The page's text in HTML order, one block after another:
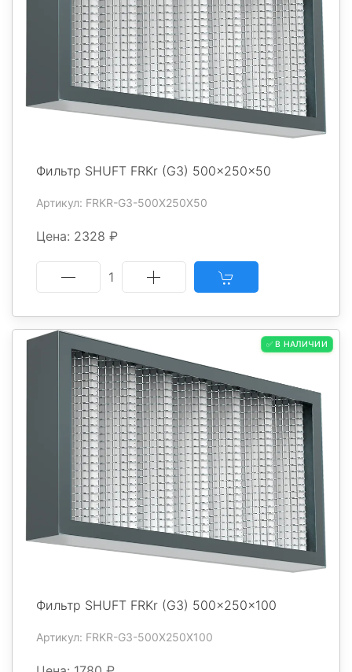
Фильтр SHUFT FRKr (G3) 500x250x50
Артикул: FRKR-G3-500X250X50
Цена: 2328 ₽
1
✅ В НАЛИЧИИ
Фильтр SHUFT FRKr (G3) 500x250x100
Артикул: FRKR-G3-500X250X100